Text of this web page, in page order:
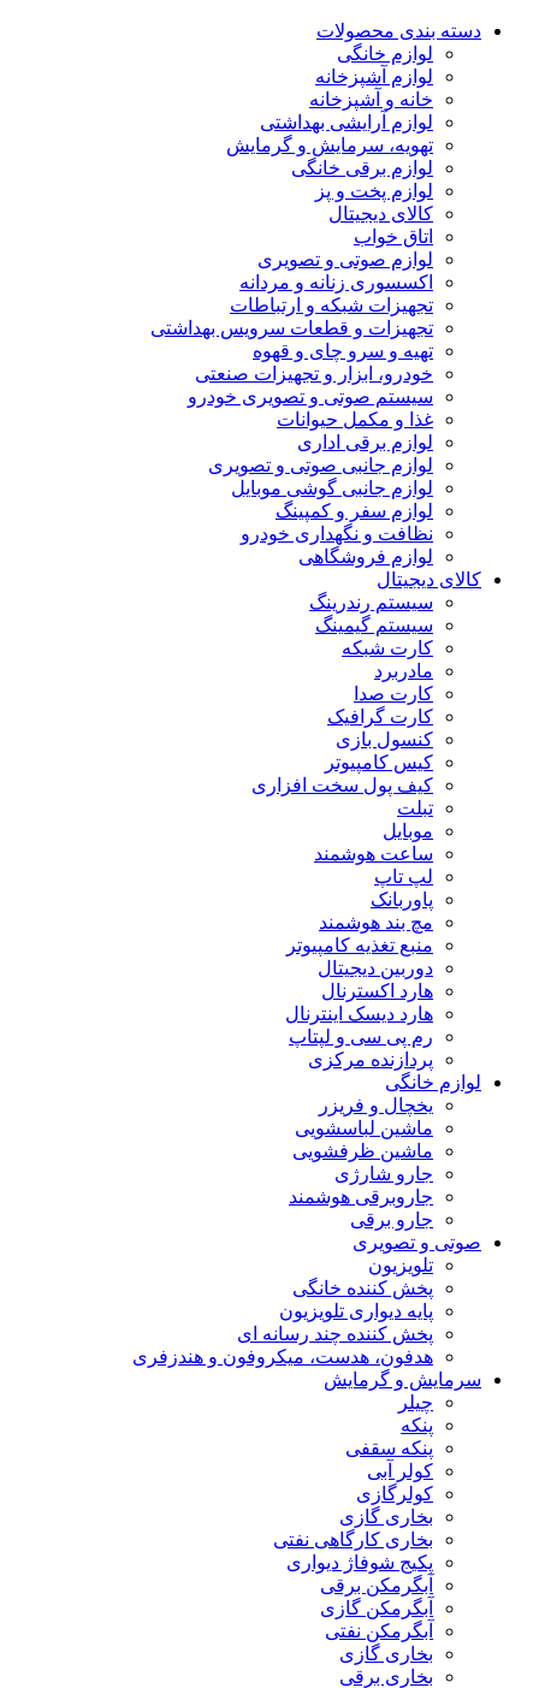
دسته بندی محصولات
لوازم خانگی
لوازم آشپزخانه
خانه و آشپزخانه
لوازم آرایشی بهداشتی
تهویه، سرمایش و گرمایش
لوازم برقی خانگی
لوازم پخت و پز
کالای دیجیتال
اتاق خواب
لوازم صوتی و تصویری
اکسسوری زنانه و مردانه
تجهیزات شبکه و ارتباطات
تجهیزات و قطعات سرویس بهداشتی
تهیه و سرو چای و قهوه
خودرو، ابزار و تجهیزات صنعتی
سیستم صوتی و تصویری خودرو
غذا و مکمل حیوانات
لوازم برقی اداری
لوازم جانبی صوتی و تصویری
لوازم جانبی گوشی موبایل
لوازم سفر و کمپینگ
نظافت و نگهداری خودرو
لوازم فروشگاهی
کالای دیجیتال
سیستم رندرینگ
سیستم گیمینگ
کارت شبکه
مادربرد
کارت صدا
کارت گرافیک
کنسول بازی
کیس کامپیوتر
کیف پول سخت افزاری
تبلت
موبایل
ساعت هوشمند
لپ تاپ
پاوربانک
مچ بند هوشمند
منبع تغذیه کامپیوتر
دوربین دیجیتال
هارد اکسترنال
هارد دیسک اینترنال
رم پی سی و لپتاپ
پردازنده مرکزی
لوازم خانگی
یخچال و فریزر
ماشین لباسشویی
ماشین ظرفشویی
جارو شارژی
جاروبرقی هوشمند
جارو برقی
صوتی و تصویری
تلویزیون
پخش کننده خانگی
پایه دیواری تلویزیون
پخش کننده چند رسانه ای
هدفون، هدست، میکروفون و هندزفری
سرمایش و گرمایش
چیلر
پنکه
پنکه سقفی
کولر آبی
کولرگازی
بخاری گازی
بخاری کارگاهی نفتی
پکیج شوفاژ دیواری
آبگرمکن برقی
آبگرمکن گازی
آبگرمکن نفتی
بخاری گازی
بخاری برقی